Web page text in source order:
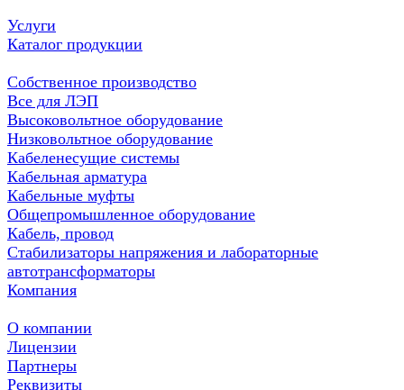
Услуги
Каталог продукции
Собственное производство
Все для ЛЭП
Высоковольтное оборудование
Низковольтное оборудование
Кабеленесущие системы
Кабельная арматура
Кабельные муфты
Общепромышленное оборудование
Кабель, провод
Стабилизаторы напряжения и лабораторные
автотрансформаторы
Компания
О компании
Лицензии
Партнеры
Реквизиты